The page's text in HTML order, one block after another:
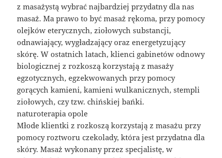
z masażystą wybrać najbardziej przydatny dla nas
masaż. Ma prawo to być masaż rękoma, przy pomocy
olejków eterycznych, ziołowych substancji,
odnawiający, wygładzający oraz energetyzujący
skórę. W ostatnich latach, klienci gabinetów odnowy
biologicznej z rozkoszą korzystają z masaży
egzotycznych, egzekwowanych przy pomocy
gorących kamieni, kamieni wulkanicznych, stempli
ziołowych, czy tzw. chińskiej bańki.
naturoterapia opole
Młode klientki z rozkoszą korzystają z masażu przy
pomocy roztworu czekolady, która jest przydatna dla
skóry. Masaż wykonany przez specjalistę, w